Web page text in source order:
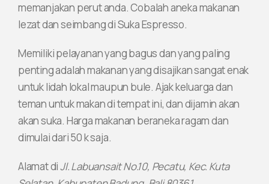
memanjakan perut anda. Cobalah aneka makanan
lezat dan seimbang di Suka Espresso.
Memiliki pelayanan yang bagus dan yang paling
penting adalah makanan yang disajikan sangat enak
untuk lidah lokal maupun bule. Ajak keluarga dan
teman untuk makan di tempat ini, dan dijamin akan
akan suka. Harga makanan beraneka ragam dan
dimulai dari 50 k saja.
Alamat diJl. Labuansait No.10, Pecatu, Kec. Kuta